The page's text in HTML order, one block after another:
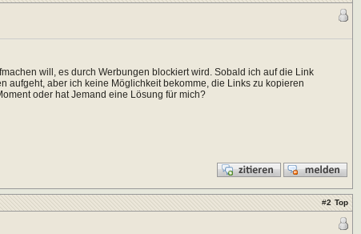
will, es durch Werbungen blockiert wird. Sobald ich auf die Link
aufgeht, aber ich keine Möglichkeit bekomme, die Links zu kopieren
oder hat Jemand eine Lösung für mich?
#2 Top